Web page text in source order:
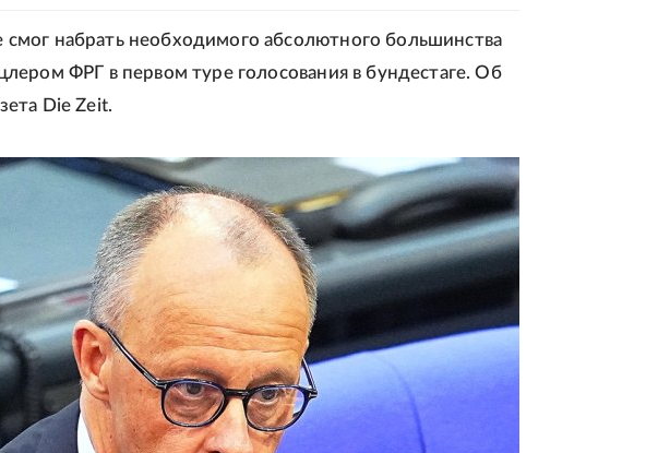
набрать необходимого абсолютного большинства
ФРГ в первом туре голосования в бундестаге. Об
Die Zeit.